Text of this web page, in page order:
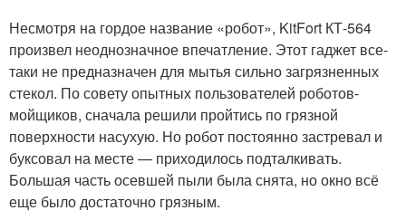
Несмотря на гордое название «робот», KitFort КТ-564
произвел неоднозначное впечатление. Этот гаджет все-
таки не предназначен для мытья сильно загрязненных
стекол. По совету опытных пользователей роботов-
мойщиков, сначала решили пройтись по грязной
поверхности насухую. Но робот постоянно застревал и
буксовал на месте — приходилось подталкивать.
Большая часть осевшей пыли была снята, но окно всё
еще было достаточно грязным.